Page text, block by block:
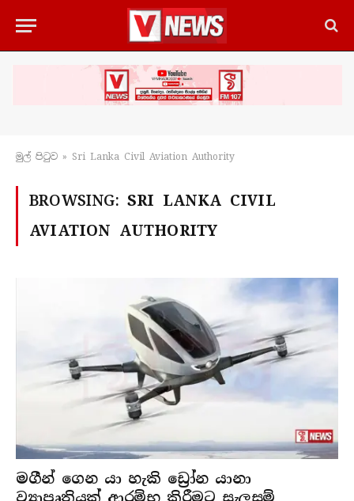
මුල් පිටු​ව » Sri Lanka Civil Aviation Authority
BROWSING: SRI LANKA CIVIL
AVIATION AUTHORITY
මගීන් ගෙන යා හැකි ඩ්‍රෝන යානා